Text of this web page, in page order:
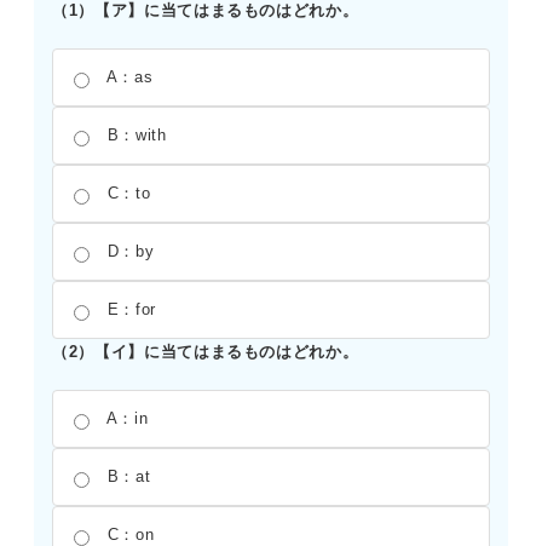
（1）【ア】に当てはまるものはどれか。
A：as
B：with
C：to
D：by
E：for
（2）【イ】に当てはまるものはどれか。
A：in
B：at
C：on